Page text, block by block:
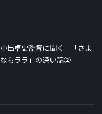
小出卓史監督に聞く 「さよ
ならララ」の深い話②